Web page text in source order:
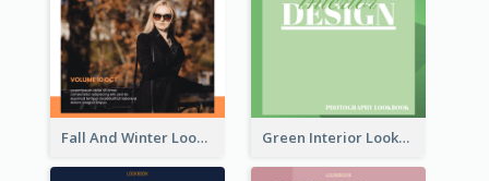
Fall And Winter Lookbook Green Interior Lookbook